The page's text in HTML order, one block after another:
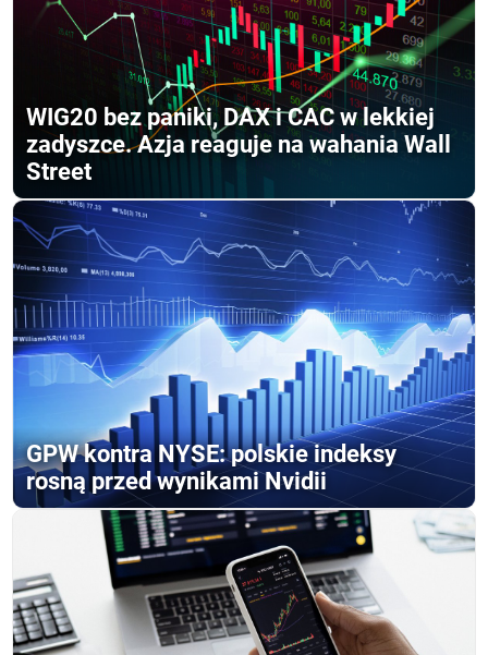
WIG20 bez paniki, DAX i CAC w lekkiej
zadyszce. Azja reaguje na wahania Wall
Street
GPW kontra NYSE: polskie indeksy
rosną przed wynikami Nvidii